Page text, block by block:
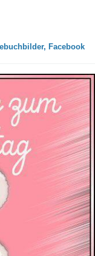
Facebook